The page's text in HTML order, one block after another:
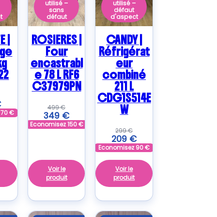
|
70€
utilisé –
sans
défaut
ROSIERES |
Four
encastrabl
e 78 L RF6
C37979PN
499€
349 €
Economisez150€
Voir le
produit
utilisé –
défaut
d'aspect
CANDY |
Réfrigérat
eur
combiné
211 L
CDG1S514E
W
299€
209 €
Economisez 90€
Voir le
produit